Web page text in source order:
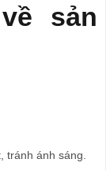
sản
tránh ánh sáng.